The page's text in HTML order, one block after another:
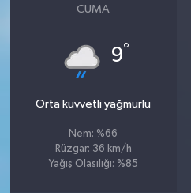
CUMA
9°
Orta kuvvetli yağmurlu
Nem: %66
Rüzgar: 36 km/h
Yağış Olasılığı: %85